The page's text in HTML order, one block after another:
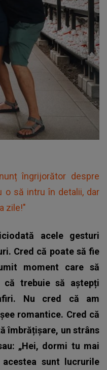
îngrijorător despre
o să intru în detalii, dar
zile!"
acele gesturi
Cred că poate să fie
moment care să
că trebuie să aștepți
Nu cred că am
romantice. Cred că
îmbrățișare, un strâns
„Hei, dormi tu mai
sunt lucrurile